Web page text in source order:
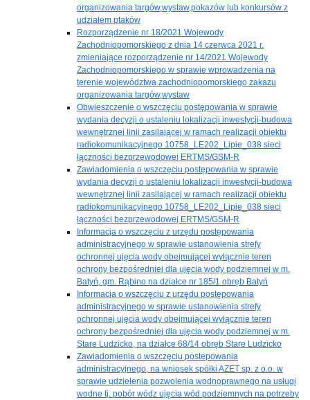
organizowania targów,wystaw,pokazów lub konkursów z
udziałem ptaków
Rozporządzenie nr 18/2021 Wojewody
Zachodniopomorskiego z dnia 14 czerwca 2021 r.
zmieniające rozporządzenie nr 14/2021 Wojewody
Zachodniopomorskiego w sprawie wprowadzenia na
terenie województwa zachodniopomorskiego zakazu
organizowania targów,wystaw
Obwieszczenie o wszczęciu postępowania w sprawie
wydania decyzji o ustaleniu lokalizacji inwestycji-budowa
wewnętrznej linii zasilającej w ramach realizacji obiektu
radiokomunikacyjnego 10758_LE202_Lipie_038 sieci
łączności bezprzewodowej ERTMS/GSM-R
Zawiadomienia o wszczęciu postępowania w sprawie
wydania decyzji o ustaleniu lokalizacji inwestycji-budowa
wewnętrznej linii zasilającej w ramach realizacji obiektu
radiokomunikacyjnego 10758_LE202_Lipie_038 sieci
łączności bezprzewodowej ERTMS/GSM-R
Informacja o wszczęciu z urzędu postępowania
administracyjnego w sprawie ustanowienia strefy
ochronnej ujęcia wody obejmującej wyłącznie teren
ochrony bezpośredniej dla ujęcia wody podziemnej w m.
Batyń, gm. Rąbino na działce nr 185/1 obręb Batyń
Informacja o wszczęciu z urzędu postępowania
administracyjnego w sprawie ustanowienia strefy
ochronnej ujęcia wody obejmującej wyłącznie teren
ochrony bezpośredniej dla ujęcia wody podziemnej w m.
Stare Ludzicko, na działce 68/14 obręb Stare Ludzicko
Zawiadomienia o wszczęciu postepowania
administracyjnego, na wniosek spółki AZET sp. z o.o. w
sprawie udzielenia pozwolenia wodnoprawnego na usługi
wodne tj. pobór wódz ujęcia wód podziemnych na potrzeby